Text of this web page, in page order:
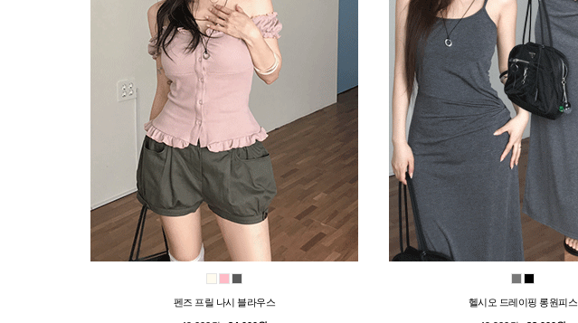
펜즈 프릴 나시 블라우스 헬시오 드레이핑 롱원피스